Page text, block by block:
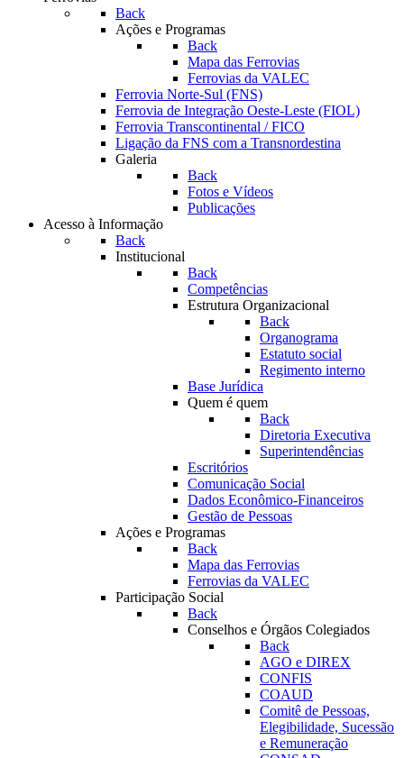
Back
Ações e Programas
Back
Mapa das Ferrovias
Ferrovias da VALEC
Ferrovia Norte-Sul (FNS)
Ferrovia de Integração Oeste-Leste (FIOL)
Ferrovia Transcontinental / FICO
Ligação da FNS com a Transnordestina
Galeria
Back
Fotos e Vídeos
Publicações
Acesso à Informação
Back
Institucional
Back
Competências
Estrutura Organizacional
Back
Organograma
Estatuto social
Regimento interno
Base Jurídica
Quem é quem
Back
Diretoria Executiva
Superintendências
Escritórios
Comunicação Social
Dados Econômico-Financeiros
Gestão de Pessoas
Ações e Programas
Back
Mapa das Ferrovias
Ferrovias da VALEC
Participação Social
Back
Conselhos e Órgãos Colegiados
Back
AGO e DIREX
CONFIS
COAUD
Comitê de Pessoas,
Elegibilidade, Sucessão
e Remuneração